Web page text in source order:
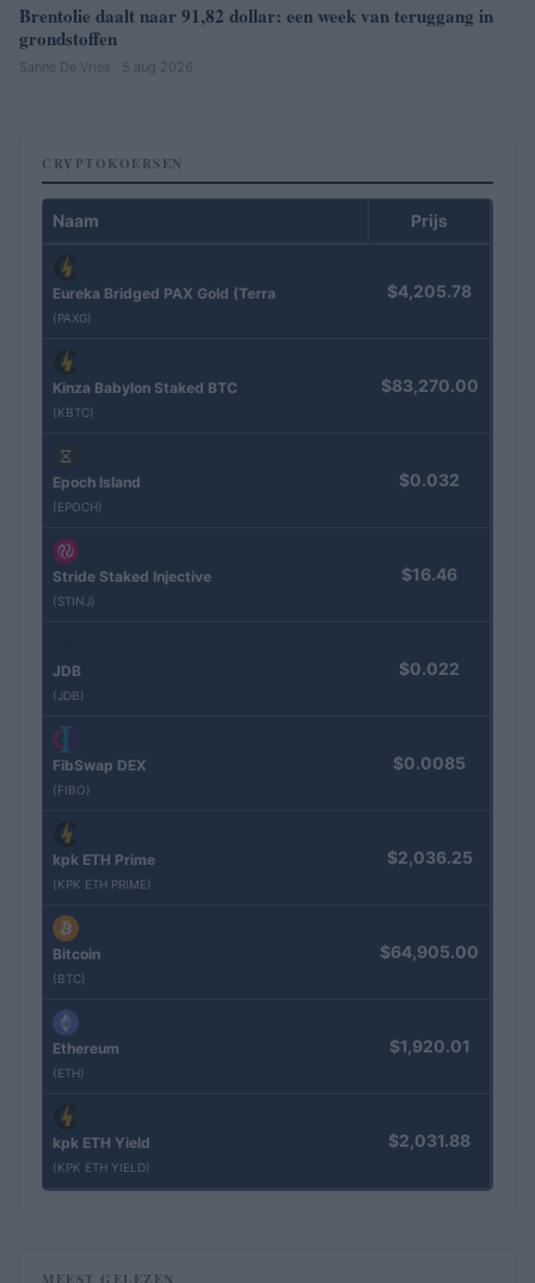
Brentolie daalt naar 91,82 dollar: een week van teruggang in
grondstoffen
Sanne De Vries · 5 aug 2026
CRYPTOKOERSEN
Naam Prijs
Eureka Bridged PAX Gold (Terra
(PAXG)
$4,205.78
Kinza Babylon Staked BTC
(KBTC)
$83,270.00
Epoch Island
(EPOCH)
$0.032
Stride Staked Injective
(STINJ)
$16.46
JDB
(JDB)
$0.022
FibSwap DEX
(FIBO)
$0.0085
kpk ETH Prime
(KPK ETH PRIME)
$2,036.25
Bitcoin
(BTC)
$64,905.00
Ethereum
(ETH)
$1,920.01
kpk ETH Yield
(KPK ETH YIELD)
$2,031.88
MEEST GELEZEN